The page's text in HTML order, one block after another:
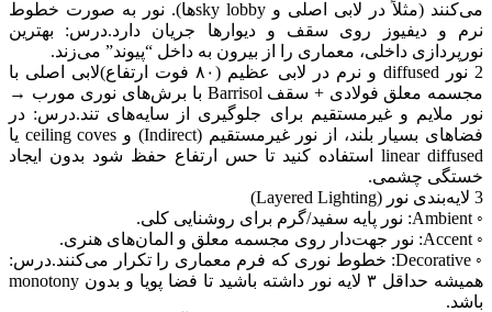
می‌کنند (مثلاً در لابی اصلی و sky lobbyها). نور به صورت خطوط
نرم و دیفیوز روی سقف و دیوارها جریان دارد. درس: بهترین
نورپردازی داخلی، معماری را از بیرون به داخل “پیوند” می‌زند.
2 نور diffused و نرم در لابی عظیم (۸۰ فوت ارتفاع) لابی اصلی با
مجسمه معلق فولادی + سقف Barrisol با برش‌های نوری مورب →
نور ملایم و غیرمستقیم برای جلوگیری از سایه‌های تند. درس: در
فضاهای بسیار بلند، از نور غیرمستقیم (Indirect) و ceiling coves یا
linear diffused استفاده کنید تا حس ارتفاع حفظ شود بدون ایجاد
خستگی چشمی.
3 لایه‌بندی نور (Layered Lighting)
◦ Ambient: نور پایه سفید/گرم برای روشنایی کلی.
◦ Accent: نور جهت‌دار روی مجسمه معلق و المان‌های هنری.
◦ Decorative: خطوط نوری که فرم معماری را تکرار می‌کنند. درس:
همیشه حداقل ۳ لایه نور داشته باشید تا فضا پویا و بدون monotony
باشد.